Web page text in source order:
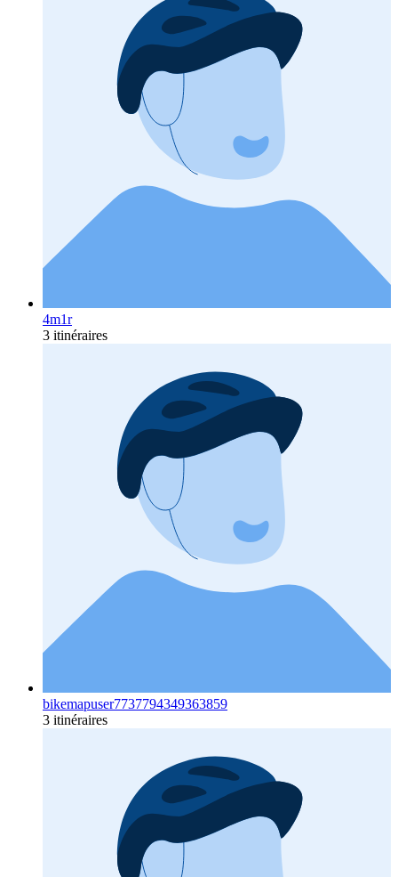
4m1r
3 itinéraires
bikemapuser7737794349363859
3 itinéraires